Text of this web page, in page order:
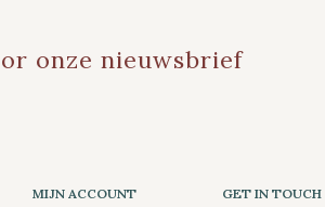
onze nieuwsbrief
MIJN ACCOUNT GET IN TOUCH